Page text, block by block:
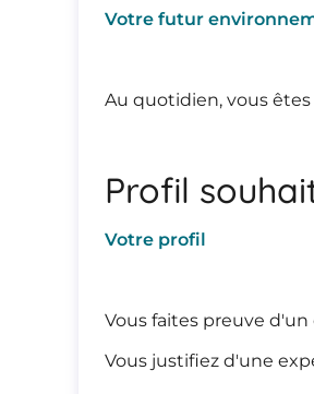
Votre futur
Au quotidien, vous
Profil
Votre profil
Vous faites preuve
Vous justifiez d'une